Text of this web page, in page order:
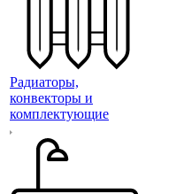
Радиаторы,
конвекторы и
комплектующие